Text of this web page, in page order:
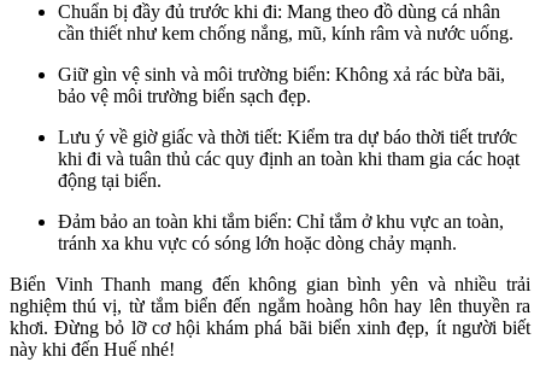
Chuẩn bị đầy đủ trước khi đi: Mang theo đồ dùng cá nhân
cần thiết như kem chống nắng, mũ, kính râm và nước uống.
Giữ gìn vệ sinh và môi trường biển: Không xả rác bừa bãi,
bảo vệ môi trường biển sạch đẹp.
Lưu ý về giờ giấc và thời tiết: Kiểm tra dự báo thời tiết trước
khi đi và tuân thủ các quy định an toàn khi tham gia các hoạt
động tại biển.
Đảm bảo an toàn khi tắm biển: Chỉ tắm ở khu vực an toàn,
tránh xa khu vực có sóng lớn hoặc dòng chảy mạnh.
Biển Vinh Thanh mang đến không gian bình yên và nhiều trải
nghiệm thú vị, từ tắm biển đến ngắm hoàng hôn hay lên thuyền ra
khơi. Đừng bỏ lỡ cơ hội khám phá bãi biển xinh đẹp, ít người biết
này khi đến Huế nhé!